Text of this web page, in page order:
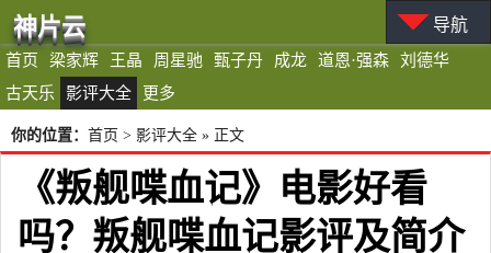
首页 梁家辉 王晶 周星驰 甄子丹 成龙 道恩·强森
刘德华
古天乐
影评大全 更多
神片云 导航
你的位置： 首页 > 影评大全 » 正文
《叛舰喋血记》电影好看
吗？叛舰喋血记影评及简介